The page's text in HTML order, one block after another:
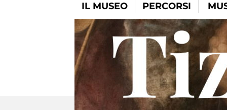
IL MUSEO PERCORSI